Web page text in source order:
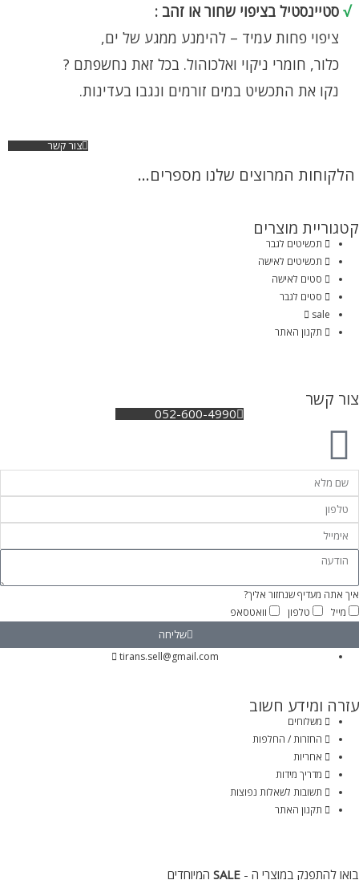
√ סטיינסטיל בציפוי שחור או זהב :
ציפוי פחות עמיד – להימנע ממגע של ים,
כלור, חומרי ניקוי ואלכוהול. בכל זאת נחשפתם ?
נקו את התכשיט במים זורמים ונגבו בעדינות.
צור קשר
הלקוחות המרוצים שלנו מספרים...
קטגוריית מוצרים
תכשיטים לגבר
תכשיטים לאישה
סטים לאישה
סטים לגבר
sale
תקנון האתר
צור קשר
052-600-4990
איך אתה מעדיף שנחזור אליך?
מייל
טלפון וואטסאפ
שליחה
tirans.sell@gmail.com
עזרה ומידע חשוב
משלוחים
החזרות / החלפות
אחריות
מדריך מידות
תשובות לשאלות נפוצות
תקנון האתר
בואו להתפנק במוצרי ה - SALE המיוחדים